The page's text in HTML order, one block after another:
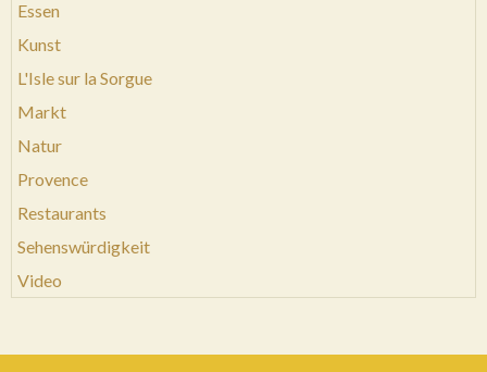
Essen
Kunst
L'Isle sur la Sorgue
Markt
Natur
Provence
Restaurants
Sehenswürdigkeit
Video